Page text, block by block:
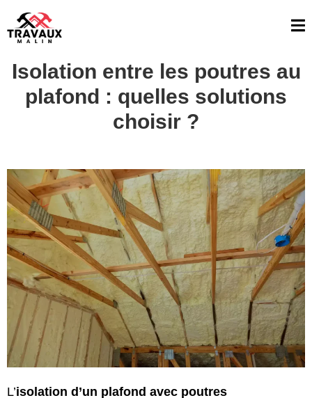
Isolation entre les poutres au
plafond : quelles solutions
choisir ?
L’isolation d’un plafond avec poutres